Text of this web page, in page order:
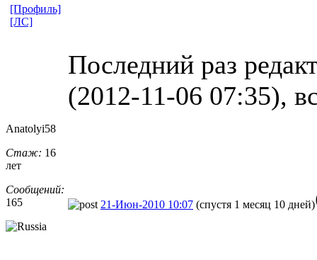
Последний раз
(2012-11-06 07:35),
[Профиль]
[ЛС]
Anatolyi58
Стаж: 16
лет
Сообщений:
165
21-Июн-2010 10:07 (спустя 1 месяц 10 дней)